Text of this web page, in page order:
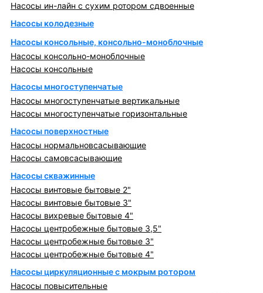
Насосы ин-лайн с сухим ротором сдвоенные
Насосы колодезные
Насосы консольные, консольно-моноблочные
Насосы консольно-моноблочные
Насосы консольные
Насосы многоступенчатые
Насосы многоступенчатые вертикальные
Насосы многоступенчатые горизонтальные
Насосы поверхностные
Насосы нормальновсасывающие
Насосы самовсасывающие
Насосы скважинные
Насосы винтовые бытовые 2"
Насосы винтовые бытовые 3"
Насосы вихревые бытовые 4"
Насосы центробежные бытовые 3,5"
Насосы центробежные бытовые 3"
Насосы центробежные бытовые 4"
Насосы циркуляционные с мокрым ротором
Насосы повысительные